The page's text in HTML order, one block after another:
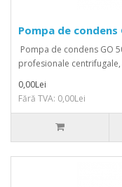
Pompa de condens
Pompa de condens GO
profesionale centrifugale,
0,00Lei
Fără TVA: 0,00Lei